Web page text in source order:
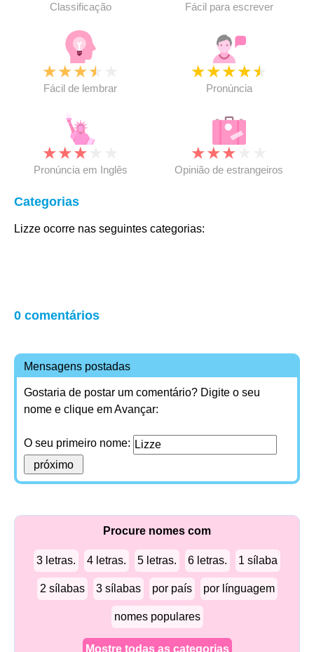
Classificação Fácil para escrever
★★★★
Fácil de lembrar
★★★★★
Pronúncia
★★★
Pronúncia em Inglês
★★★
Opinião de estrangeiros
Categorias
Lizze ocorre nas seguintes categorias:
0 comentários
Mensagens postadas
Gostaria de postar um comentário? Digite o seu
nome e clique em Avançar:
O seu primeiro nome:
Procure nomes com
3 letras. 4 letras. 5 letras. 6 letras. 1 sílaba
2 sílabas 3 sílabas por país por línguagem
nomes populares
Mostre todas as categorias